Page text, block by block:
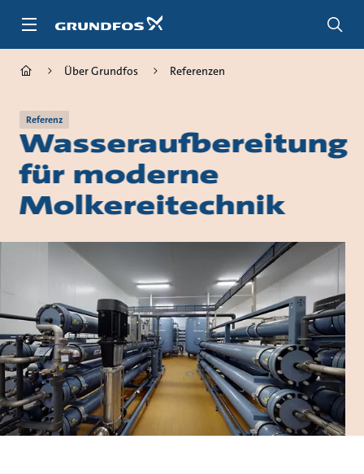
Inhalt
Über Grundfos Referenzen
Referenz
Wasseraufbereitung
für moderne
Molkereitechnik